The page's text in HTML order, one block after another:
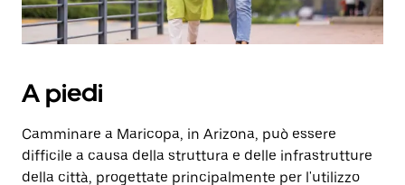
per
chiudere
il
A piedi
Camminare a Maricopa, in Arizona, può essere
difficile a causa della struttura e delle infrastrutture
della città, progettate principalmente per l'utilizzo